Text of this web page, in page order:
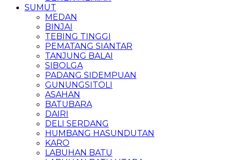
SUMUT
MEDAN
BINJAI
TEBING TINGGI
PEMATANG SIANTAR
TANJUNG BALAI
SIBOLGA
PADANG SIDEMPUAN
GUNUNGSITOLI
ASAHAN
BATUBARA
DAIRI
DELI SERDANG
HUMBANG HASUNDUTAN
KARO
LABUHAN BATU